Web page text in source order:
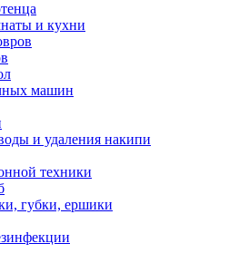
и кухни
машин
и удаления накипи
техники
губки, ершики